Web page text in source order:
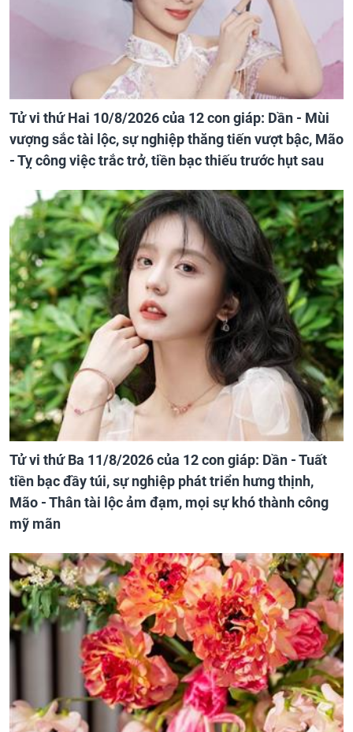
Tử vi thứ Hai 10/8/2026 của 12 con giáp: Dần - Mùi
vượng sắc tài lộc, sự nghiệp thăng tiến vượt bậc, Mão
- Tỵ công việc trắc trở, tiền bạc thiếu trước hụt sau
Tử vi thứ Ba 11/8/2026 của 12 con giáp: Dần - Tuất
tiền bạc đầy túi, sự nghiệp phát triển hưng thịnh,
Mão - Thân tài lộc ảm đạm, mọi sự khó thành công
mỹ mãn